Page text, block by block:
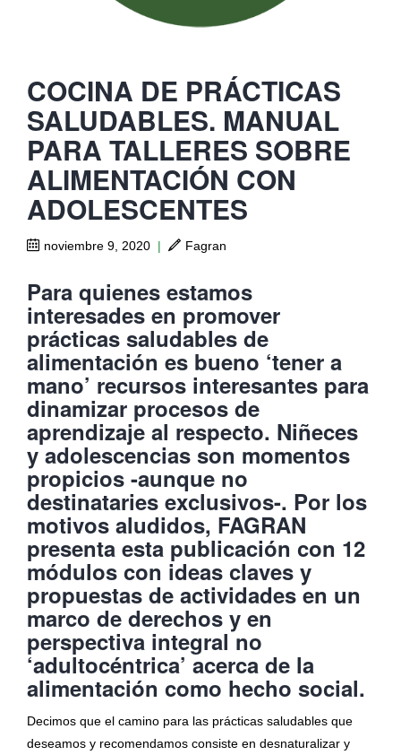
COCINA DE PRÁCTICAS
SALUDABLES. MANUAL
PARA TALLERES SOBRE
ALIMENTACIÓN CON
ADOLESCENTES
noviembre 9, 2020 | Fagran
Para quienes estamos
interesades en promover
prácticas saludables de
alimentación es bueno ‘tener a
mano’ recursos interesantes para
dinamizar procesos de
aprendizaje al respecto. Niñeces
y adolescencias son momentos
propicios -aunque no
destinataries exclusivos-. Por los
motivos aludidos, FAGRAN
presenta esta publicación con 12
módulos con ideas claves y
propuestas de actividades en un
marco de derechos y en
perspectiva integral no
‘adultocéntrica’ acerca de la
alimentación como hecho social.
Decimos que el camino para las prácticas saludables que
deseamos y recomendamos consiste en desnaturalizar y